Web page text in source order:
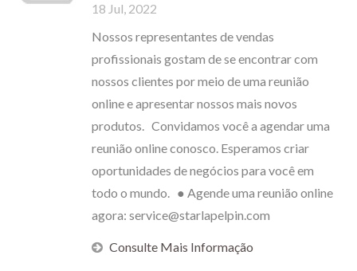
18 Jul, 2022
Nossos representantes de vendas
profissionais gostam de se encontrar com
nossos clientes por meio de uma reunião
online e apresentar nossos mais novos
produtos. Convidamos você a agendar uma
reunião online conosco. Esperamos criar
oportunidades de negócios para você em
todo o mundo. ● Agende uma reunião online
agora: service@starlapelpin.com
Consulte Mais Informação